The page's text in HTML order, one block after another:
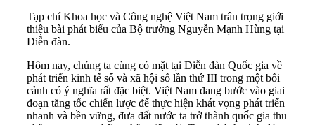
Tạp chí Khoa học và Công nghệ Việt Nam trân trọng giới
thiệu bài phát biểu của Bộ trưởng Nguyễn Mạnh Hùng tại
Diễn đàn.
Hôm nay, chúng ta cùng có mặt tại Diễn đàn Quốc gia về
phát triển kinh tế số và xã hội số lần thứ III trong một bối
cảnh có ý nghĩa rất đặc biệt. Việt Nam đang bước vào giai
đoạn tăng tốc chiến lược để thực hiện khát vọng phát triển
nhanh và bền vững, đưa đất nước ta trở thành quốc gia thu